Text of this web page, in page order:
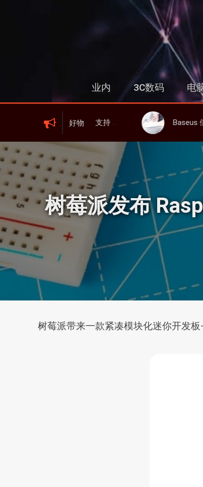
业内 3C数码 电
好物
屏显、6000mAh 电池、峰值下行2.0Gbps Baseus 倍思灵动充伸缩线充电器 67W 3C，超耐
树莓派发布
树莓派带来一款紧凑模块化迷你开发